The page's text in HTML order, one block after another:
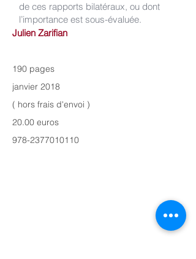
de ces rapports bilatéraux, ou dont
l’importance est sous-évaluée.
Julien Zarifian
190 pages
janvier 2018
( hors frais d'envoi )
20.00 euros
978-2377010110